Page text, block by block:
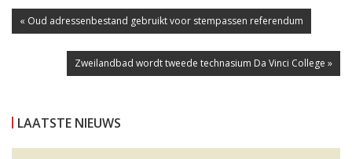
« Oud adressenbestand gebruikt voor stempassen referendum
Zweilandbad wordt tweede technasium Da Vinci College »
LAATSTE NIEUWS